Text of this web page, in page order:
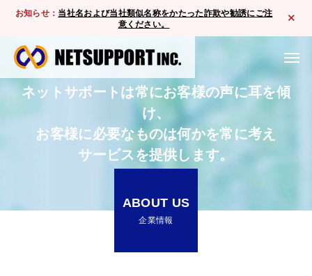
お知らせ： 当社名および当社類似名称をかたった詐欺や勧誘にご注
意ください。
ネットサポートは常にお客様の声に耳を傾
け、
お客様に必要なものは何かを常に考え
サービスを提供します。
ABOUT US
企業情報